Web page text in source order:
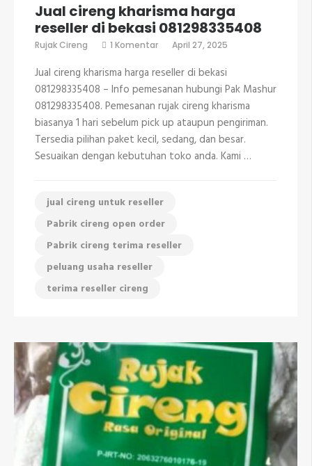
Jual cireng kharisma harga
reseller di bekasi 081298335408
Rujak Cireng 1 Komentarpada
kharisma
harga
reseller
di
bekasi
081298335408
April 27, 2025
Jual cireng kharisma harga reseller di bekasi
081298335408 – Info pemesanan hubungi Pak Mashur
081298335408. Pemesanan rujak cireng kharisma
biasanya 1 hari sebelum pick up ataupun pengiriman.
Tersedia pilihan paket kecil, sedang, dan besar.
Sesuaikan dengan kebutuhan toko anda. Kami …
jual cireng untuk reseller
Pabrik cireng open order
Pabrik cireng terima reseller
peluang usaha reseller
terima reseller cireng